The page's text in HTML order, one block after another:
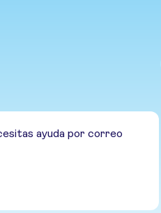
ayuda por correo